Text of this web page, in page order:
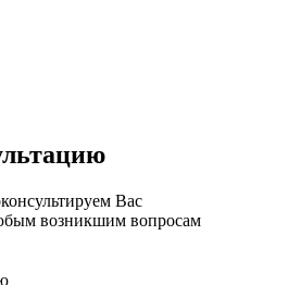
Вас
возникшим вопросам